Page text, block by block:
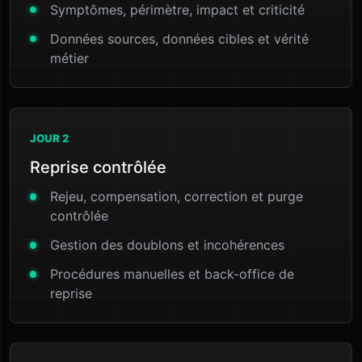
Symptômes, périmètre, impact et criticité
Données sources, données cibles et vérité
métier
JOUR 2
Reprise contrôlée
Rejeu, compensation, correction et purge
contrôlée
Gestion des doublons et incohérences
Procédures manuelles et back-office de
reprise